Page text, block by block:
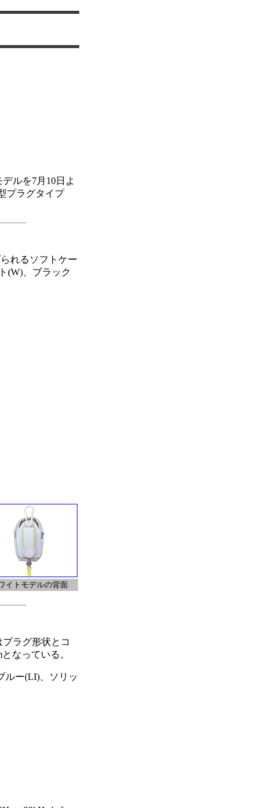
ルを7月10日よ
プラグタイプ
れるソフトケー
(W)、ブラック
イトモデルの背面
ラグ形状とコ
なっている。
ルー(LI)、ソリッ